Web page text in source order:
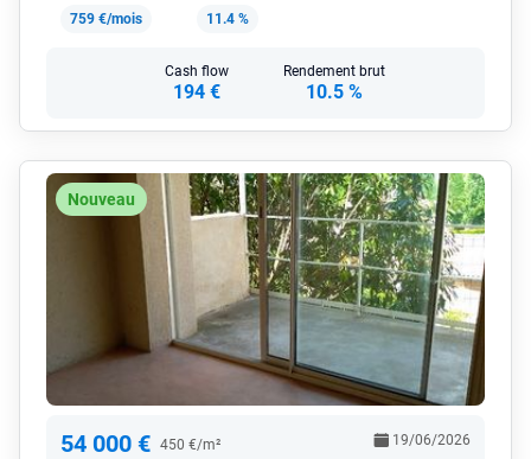
759 €/mois
11.4 %
Cash flow
194 €
Rendement brut
10.5 %
Nouveau
54 000 € 450 €/m² 19/06/2026